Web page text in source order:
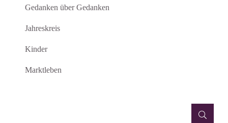
Gedanken über Gedanken
Jahreskreis
Kinder
Marktleben